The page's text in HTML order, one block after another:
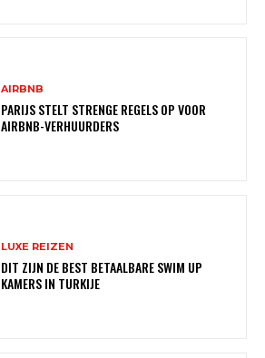
AIRBNB
PARIJS STELT STRENGE REGELS OP VOOR
AIRBNB-VERHUURDERS
LUXE REIZEN
DIT ZIJN DE BEST BETAALBARE SWIM UP
KAMERS IN TURKIJE